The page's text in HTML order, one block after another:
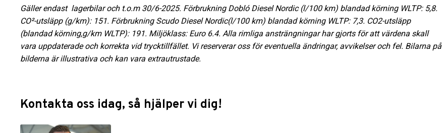
Gäller endast lagerbilar och t.o.m 30/6-2025. Förbrukning Dobló Diesel Nordic (l/100 km) blandad körning WLTP: 5,8.
CO²-utsläpp (g/km): 151. Förbrukning Scudo Diesel Nordic(l/100 km) blandad körning WLTP: 7,3. CO2-utsläpp
(blandad körning,g/km WLTP): 191. Miljöklass: Euro 6.4. Alla rimliga ansträngningar har gjorts för att värdena skall
vara uppdaterade och korrekta vid trycktillfället. Vi reserverar oss för eventuella ändringar, avvikelser och fel. Bilarna på
bilderna är illustrativa och kan vara extrautrustade.
Kontakta oss idag, så hjälper vi dig!